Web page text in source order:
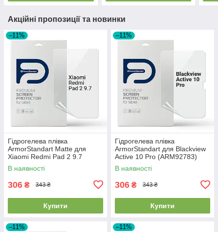
Акційні пропозиції та новинки
–11%
Гідрогелева плівка
ArmorStandart Matte для
Xiaomi Redmi Pad 2 9.7
(ARM92787)
В наявності
306 ₴ 343 ₴
Купити
–11%
Гідрогелева плівка
ArmorStandart для Blackview
Active 10 Pro (ARM92783)
В наявності
306 ₴ 343 ₴
Купити
–11% –11%